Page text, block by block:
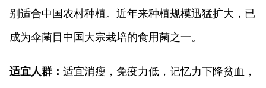
别适合中国农村种植。近年来种植规模迅猛扩大，已
成为伞菌目中国大宗栽培的食用菌之一。
适宜人群： 适宜消瘦，免疫力低，记忆力下降贫血，